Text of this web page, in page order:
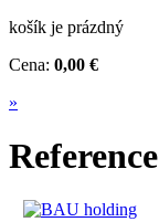
košík je prázdný
Cena: 0,00 €
»
Reference